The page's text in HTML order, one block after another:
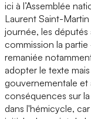
ici à l’Assemblée
Laurent Saint-Martin
journée, les députés
commission la
remaniée
adopter le texte
gouvernementale et
conséquences sur
dans l'hémicycle,